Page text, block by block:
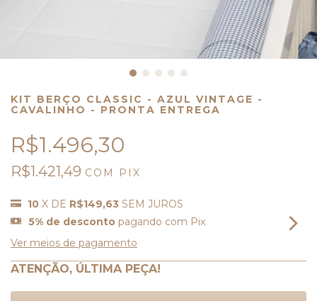
KIT BERÇO CLASSIC - AZUL VINTAGE -
CAVALINHO - PRONTA ENTREGA
R$1.496,30
R$1.421,49 COM PIX
10 X DE R$149,63 SEM JUROS
5% de desconto pagando com Pix
Ver meios de pagamento
ATENÇÃO, ÚLTIMA PEÇA!